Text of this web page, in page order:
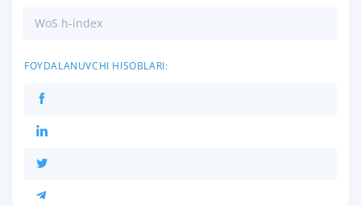
WoS h-index
FOYDALANUVCHI HISOBLARI: